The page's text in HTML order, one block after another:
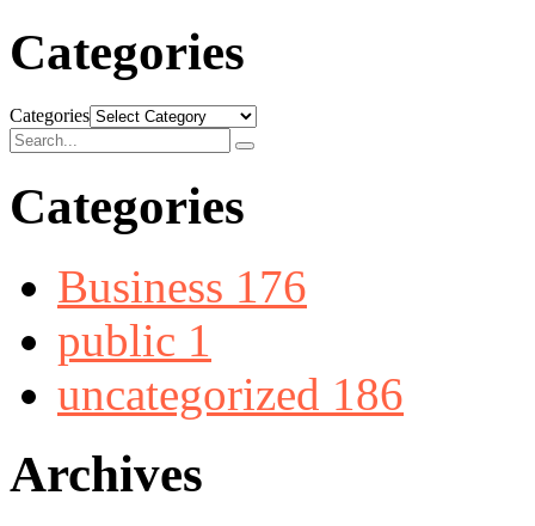
Categories
Categories
Categories
Business 176
public 1
uncategorized 186
Archives